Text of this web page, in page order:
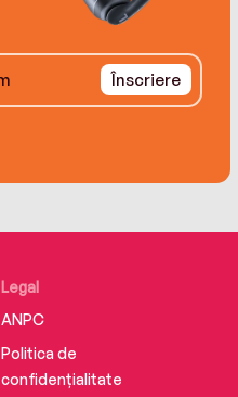
Înscriere
Legal
ANPC
Politica de
confidențialitate